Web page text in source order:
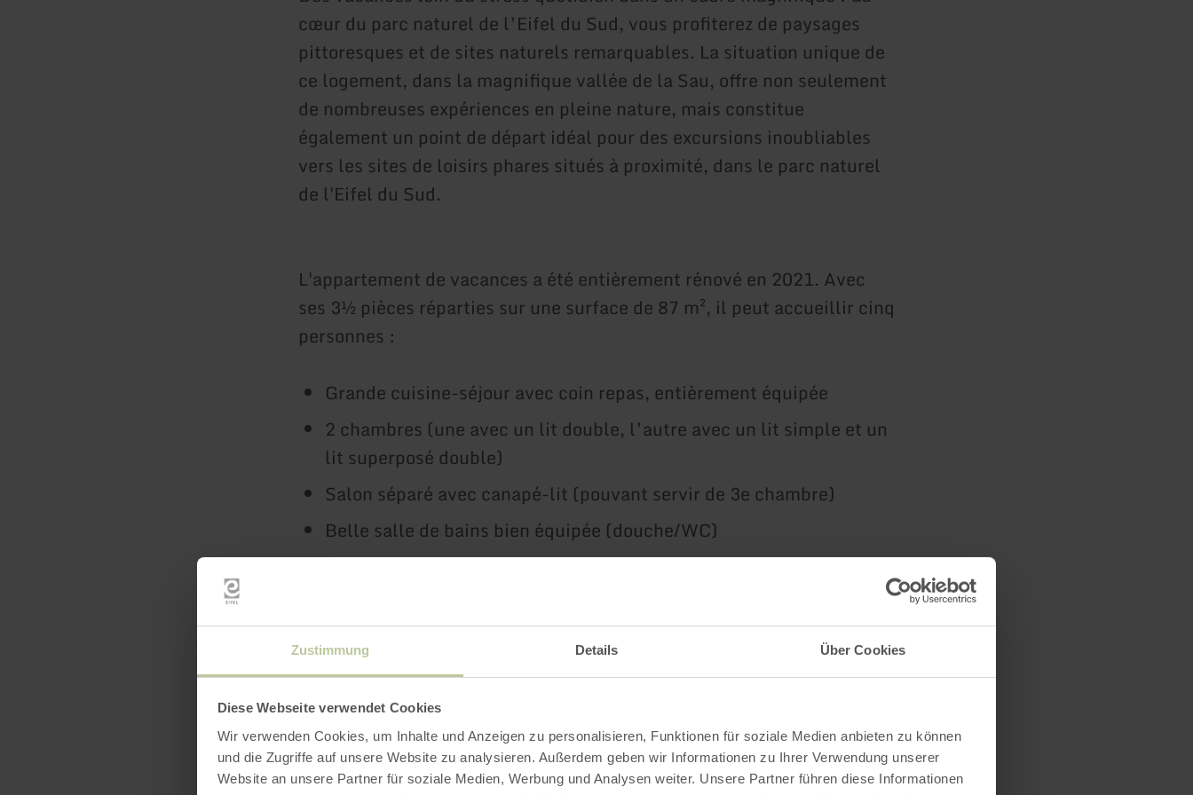
Zustimmung Details Über Cookies
Diese Webseite verwendet Cookies
Wir verwenden Cookies, um Inhalte und Anzeigen zu personalisieren, Funktionen für soziale Medien anbieten zu können
und die Zugriffe auf unsere Website zu analysieren. Außerdem geben wir Informationen zu Ihrer Verwendung unserer
Website an unsere Partner für soziale Medien, Werbung und Analysen weiter. Unsere Partner führen diese Informationen
cœur du parc naturel de l’Eifel du Sud, vous profiterez de paysages
pittoresques et de sites naturels remarquables. La situation unique de
ce logement, dans la magnifique vallée de la Sau, offre non seulement
de nombreuses expériences en pleine nature, mais constitue
également un point de départ idéal pour des excursions inoubliables
vers les sites de loisirs phares situés à proximité, dans le parc naturel
de l'Eifel du Sud.
L'appartement de vacances a été entièrement rénové en 2021. Avec
ses 3½ pièces réparties sur une surface de 87 m², il peut accueillir cinq
personnes :
Grande cuisine-séjour avec coin repas, entièrement équipée
2 chambres (une avec un lit double, l’autre avec un lit simple et un
lit superposé double)
Salon séparé avec canapé-lit (pouvant servir de 3e chambre)
Belle salle de bains bien équipée (douche/WC)
Chauffage au sol dans tout l'appartement, radiateurs
Terrasse avec barbecue
Wi-Fi gratuit
Parking gratuit
Station de recharge pour voitures électriques
Abri fermant à clé pour vélos, etc.